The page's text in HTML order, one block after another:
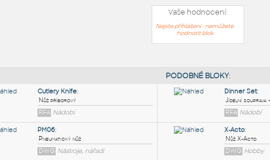
Vaše hodnocení:
Nejste přihlášeni - nemůžete
hodnotit blok